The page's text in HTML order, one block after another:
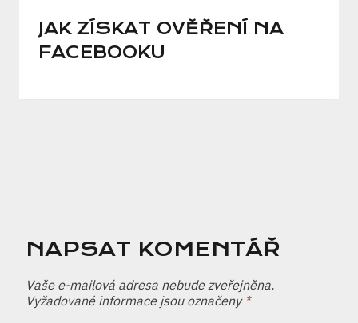
JAK ZÍSKAT OVĚŘENÍ NA
FACEBOOKU
NAPSAT KOMENTÁŘ
Vaše e-mailová adresa nebude zveřejněna.
Vyžadované informace jsou označeny *